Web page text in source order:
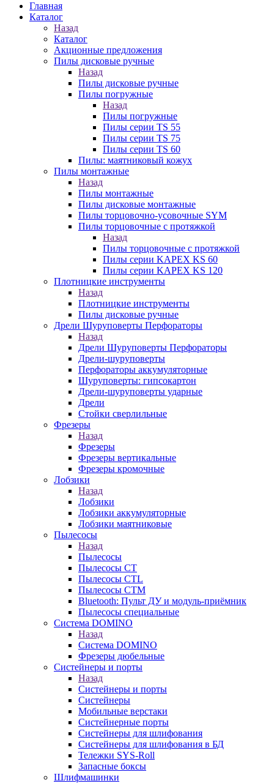
Главная
Каталог
Назад
Каталог
Акционные предложения
Пилы дисковые ручные
Назад
Пилы дисковые ручные
Пилы погружные
Назад
Пилы погружные
Пилы серии TS 55
Пилы серии TS 75
Пилы серии TS 60
Пилы: маятниковый кожух
Пилы монтажные
Назад
Пилы монтажные
Пилы дисковые монтажные
Пилы торцовочно-усовочные SYM
Пилы торцовочные с протяжкой
Назад
Пилы торцовочные с протяжкой
Пилы серии KAPEX KS 60
Пилы серии KAPEX KS 120
Плотницкие инструменты
Назад
Плотницкие инструменты
Пилы дисковые ручные
Дрели Шуруповерты Перфораторы
Назад
Дрели Шуруповерты Перфораторы
Дрели-шуруповерты
Перфораторы аккумуляторные
Шуруповерты: гипсокартон
Дрели-шуруповерты ударные
Дрели
Стойки сверлильные
Фрезеры
Назад
Фрезеры
Фрезеры вертикальные
Фрезеры кромочные
Лобзики
Назад
Лобзики
Лобзики аккумуляторные
Лобзики маятниковые
Пылесосы
Назад
Пылесосы
Пылесосы CT
Пылесосы CTL
Пылесосы CTM
Bluetooth: Пульт ДУ и модуль-приёмник
Пылесосы специальные
Система DOMINO
Назад
Система DOMINO
Фрезеры дюбельные
Систейнеры и порты
Назад
Систейнеры и порты
Систейнеры
Мобильные верстаки
Систейнерные порты
Систейнеры для шлифования
Систейнеры для шлифования в БД
Тележки SYS-Roll
Запасные боксы
Шлифмашинки